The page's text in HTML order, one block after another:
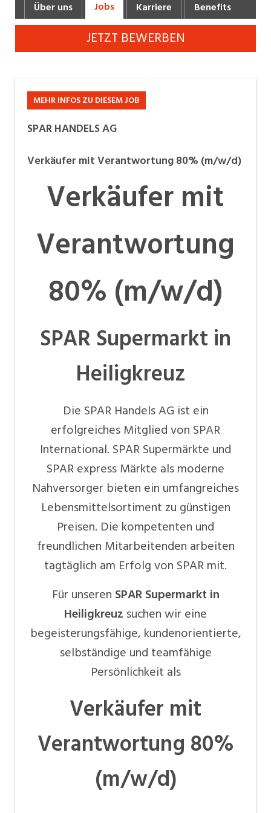
Industrie, Maschinenbau, Anlagenbau,
Produktion
Informatik, Telekommunikation
Körperpflege, Wellness
Marketing, Kommunikation, Medien, Druck
Verkauf, Handel, Kundenberatung,
Sicherheit, Rettung, Polizei, Zoll
Über uns Jobs Karriere Benefits
JETZT BEWERBEN
MEHR INFOS ZU DIESEM JOB
SPAR HANDELS AG
Verkäufer mit Verantwortung 80% (m/w/d)
Verkäufer mit
Verantwortung
80% (m/w/d)
SPAR Supermarkt in
Heiligkreuz
Die SPAR Handels AG ist ein
erfolgreiches Mitglied von SPAR
International. SPAR Supermärkte und
SPAR express Märkte als moderne
Nahversorger bieten ein umfangreiches
Lebensmittelsortiment zu günstigen
Preisen. Die kompetenten und
freundlichen Mitarbeitenden arbeiten
tagtäglich am Erfolg von SPAR mit.
Für unseren SPAR Supermarkt in
Heiligkreuz suchen wir eine
begeisterungsfähige, kundenorientierte,
selbständige und teamfähige
Persönlichkeit als
Verkäufer mit
Verantwortung 80%
(m/w/d)